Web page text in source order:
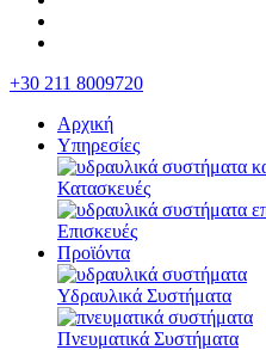
+30 211 8009720
Αρχική
Υπηρεσίες
Κατασκευές
Επισκευές
Προϊόντα
Υδραυλικά Συστήματα
Πνευματικά Συστήματα